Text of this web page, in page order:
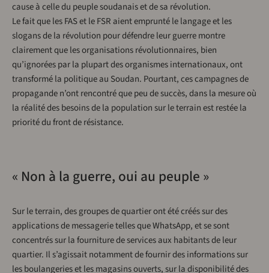
cause à celle du peuple soudanais et de sa révolution.
Le fait que les FAS et le FSR aient emprunté le langage et les
slogans de la révolution pour défendre leur guerre montre
clairement que les organisations révolutionnaires, bien
qu’ignorées par la plupart des organismes internationaux, ont
transformé la politique au Soudan. Pourtant, ces campagnes de
propagande n’ont rencontré que peu de succès, dans la mesure où
la réalité des besoins de la population sur le terrain est restée la
priorité du front de résistance.
« Non à la guerre, oui au peuple »
Sur le terrain, des groupes de quartier ont été créés sur des
applications de messagerie telles que WhatsApp, et se sont
concentrés sur la fourniture de services aux habitants de leur
quartier. Il s’agissait notamment de fournir des informations sur
les boulangeries et les magasins ouverts, sur la disponibilité des